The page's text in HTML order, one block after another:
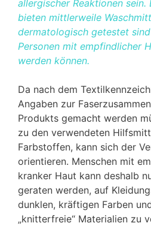
allergischer Reaktionen sein.
bieten mittlerweile
dermatologisch getestet
Personen mit empfindlicher
werden können.
Da nach dem
Angaben zur
Produkts gemacht werden
zu den verwendeten
Farbstoffen, kann sich der
orientieren. Menschen mit
kranker Haut kann deshalb
geraten werden, auf
dunklen, kräftigen Farben
„knitterfreie“ Materialien zu